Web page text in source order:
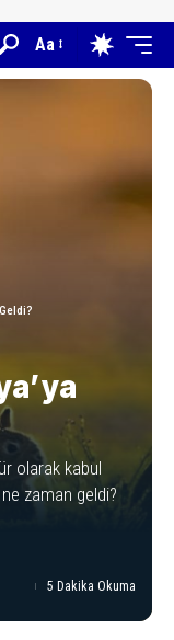
Aa
olarak kabul
zaman geldi?
5 Dakika Okuma